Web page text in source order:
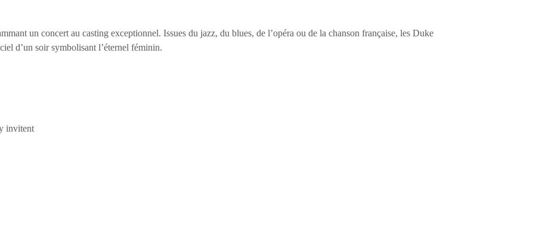
un concert au casting exceptionnel. Issues du jazz, du blues, de l’opéra ou de la chanson française, les Duke
d’un soir symbolisant l’éternel féminin.
invitent